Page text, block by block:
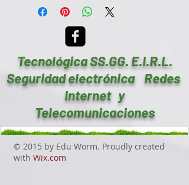
Tecnológica SS.GG. E.I.R.L.
Seguridad electrónica Redes
Internet y
Telecomunicaciones
© 2015 by Edu Worm. Proudly created
with Wix.com